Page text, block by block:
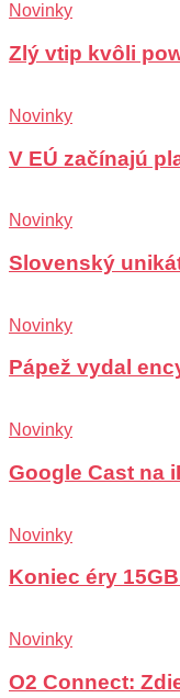
Novinky
Zlý vtip kvôli
Novinky
V EÚ začínajú
Novinky
Slovenský
Novinky
Pápež vydal
Novinky
Google Cast na
Novinky
Koniec éry
Novinky
O2 Connect: